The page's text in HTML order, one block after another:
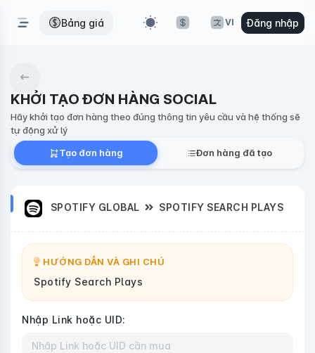
Bảng giá VI Đăng nhập
KHỞI TẠO ĐƠN HÀNG SOCIAL
Hãy khởi tạo đơn hàng theo đúng thông tin yêu cầu và hệ thống sẽ
tự động xử lý
Tạo đơn hàng
Đơn hàng đã tạo
SPOTIFY GLOBAL SPOTIFY SEARCH PLAYS
HƯỚNG DẪN VÀ GHI CHÚ
Spotify Search Plays
Nhập Link hoặc UID: